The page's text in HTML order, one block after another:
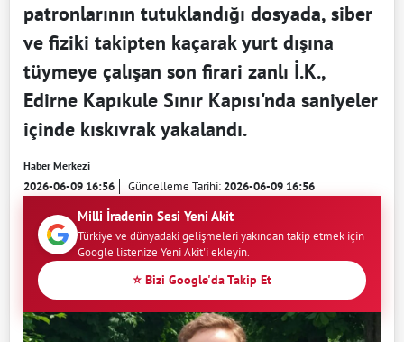
patronlarının tutuklandığı dosyada, siber
ve fiziki takipten kaçarak yurt dışına
tüymeye çalışan son firari zanlı İ.K.,
Edirne Kapıkule Sınır Kapısı'nda saniyeler
içinde kıskıvrak yakalandı.
Haber Merkezi
2026-06-09 16:56 Güncelleme Tarihi:2026-06-09 16:56
Milli İradenin Sesi Yeni Akit
Türkiye ve dünyadaki gelişmeleri yakından takip etmek için
Google listenize Yeni Akit'i ekleyin.
⭐ Bizi Google'da Takip Et